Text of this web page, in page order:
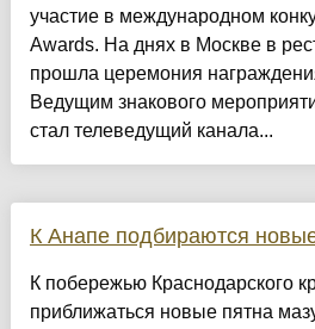
участие в международном
Awards. На днях в Москве в
прошла церемония
Ведущим знакового
стал телеведущий канала...
К Анапе подбираются
К побережью Краснодарского
приближаться новые пятна